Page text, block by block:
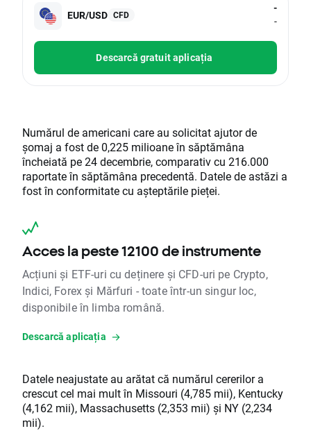
EUR/USD CFD
-
-
Descarcă gratuit aplicația
Numărul de americani care au solicitat ajutor de
șomaj a fost de 0,225 milioane în săptămâna
încheiată pe 24 decembrie, comparativ cu 216.000
raportate în săptămâna precedentă. Datele de astăzi a
fost în conformitate cu așteptările pieței.
Acces la peste 12100 de instrumente
Acțiuni și ETF-uri cu deținere și CFD-uri pe Crypto,
Indici, Forex și Mărfuri - toate într-un singur loc,
disponibile în limba română.
Descarcă aplicația
Datele neajustate au arătat că numărul cererilor a
crescut cel mai mult în Missouri (4,785 mii), Kentucky
(4,162 mii), Massachusetts (2,353 mii) și NY (2,234
mii).